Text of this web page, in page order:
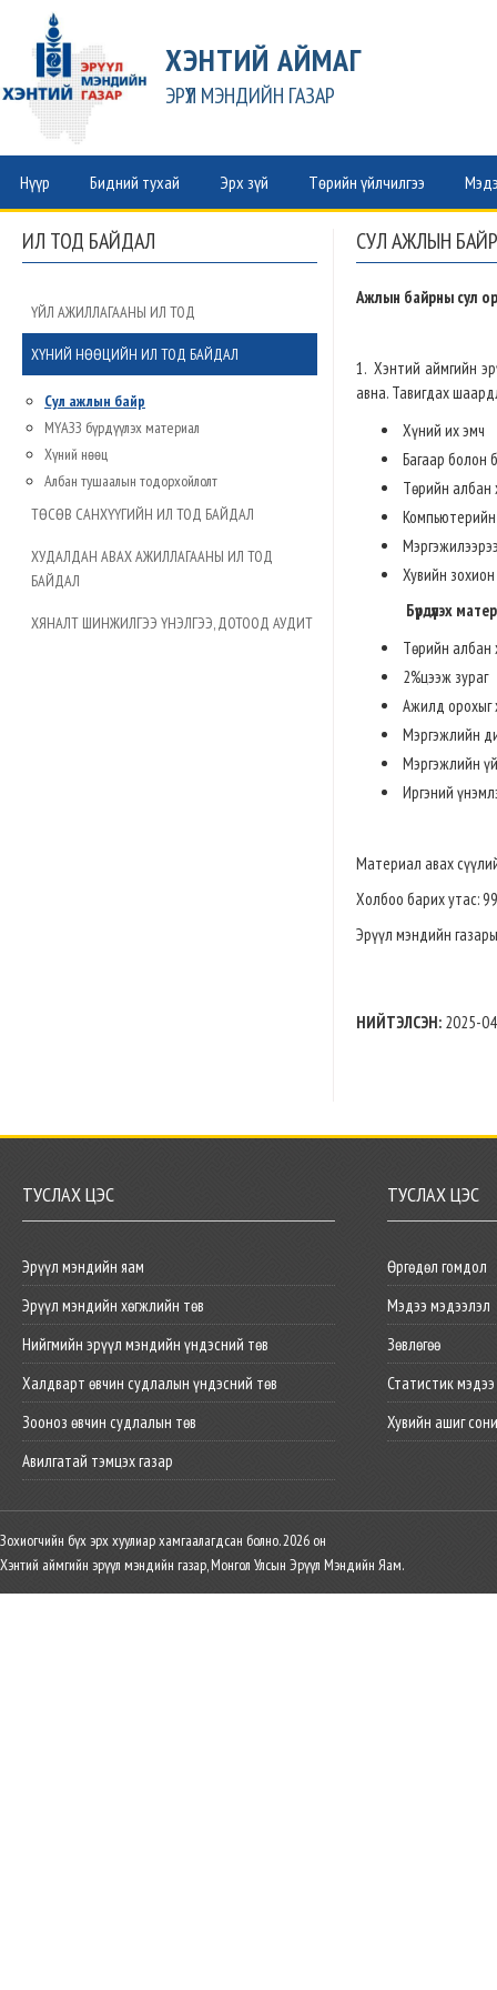
ХЭНТИЙ АЙМАГ
ЭРҮҮЛ МЭНДИЙН ГАЗАР
Нүүр Бидний тухай Эрх зүй Төрийн үйлчилгээ
ИЛ ТОД БАЙДАЛ
ҮЙЛ АЖИЛЛАГААНЫ ИЛ ТОД
ХҮНИЙ НӨӨЦИЙН ИЛ ТОД БАЙДАЛ
Сул ажлын байр
МҮАЗЗ бүрдүүлэх материал
Хүний нөөц
Албан тушаалын тодорхойлолт
ТӨСӨВ САНХҮҮГИЙН ИЛ ТОД БАЙДАЛ
ХУДАЛДАН АВАХ АЖИЛЛАГААНЫ ИЛ ТОД
БАЙДАЛ
ХЯНАЛТ ШИНЖИЛГЭЭ ҮНЭЛГЭЭ, ДОТООД АУДИТ
СУЛ АЖЛЫН
Ажлын байрны сул
1. Хэнтий аймгийн
авна. Тавигдах
Хүний их эмч
Багаар болон
Төрийн албан
Хувийн
Бүрдүүлэх
Төрийн албан
2%цээж зураг
Ажилд орохыг
Мэргэжлийн
Мэргэжлийн
Иргэний
Материал авах
Холбоо барих утас:
Эрүүл мэндийн
НИЙТЭЛСЭН: 2025-
ТУСЛАХ ЦЭС
Эрүүл мэндийн яам
Эрүүл мэндийн хөгжлийн төв
Нийгмийн эрүүл мэндийн үндэсний төв
Халдварт өвчин судлалын үндэсний төв
Зооноз өвчин судлалын төв
Авилгатай тэмцэх газар
ТУСЛАХ ЦЭС
Өргөдөл гомдол
Мэдээ мэдээлэл
Зөвлөгөө
Статистик мэдээ
Хувийн ашиг
Зохиогчийн бүх эрх хуулиар хамгаалагдсан болно. 2026 он
Хэнтий аймгийн эрүүл мэндийн газар, Монгол Улсын Эрүүл Мэндийн Яам.